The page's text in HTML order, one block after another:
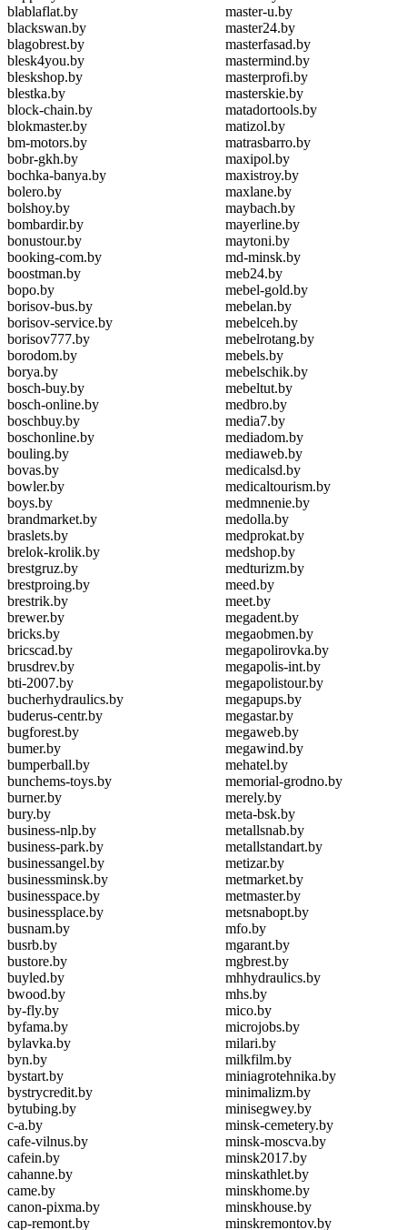
blablaflat.by
blackswan.by
blagobrest.by
blesk4you.by
bleskshop.by
blestka.by
block-chain.by
blokmaster.by
bm-motors.by
bobr-gkh.by
bochka-banya.by
bolero.by
bolshoy.by
bombardir.by
bonustour.by
booking-com.by
boostman.by
bopo.by
borisov-bus.by
borisov-service.by
borisov777.by
borodom.by
borya.by
bosch-buy.by
bosch-online.by
boschbuy.by
boschonline.by
bouling.by
bovas.by
bowler.by
boys.by
brandmarket.by
braslets.by
brelok-krolik.by
brestgruz.by
brestproing.by
brestrik.by
brewer.by
bricks.by
bricscad.by
brusdrev.by
bti-2007.by
bucherhydraulics.by
buderus-centr.by
bugforest.by
bumer.by
bumperball.by
bunchems-toys.by
burner.by
bury.by
business-nlp.by
business-park.by
businessangel.by
businessminsk.by
businesspace.by
businessplace.by
busnam.by
busrb.by
bustore.by
buyled.by
bwood.by
by-fly.by
byfama.by
bylavka.by
byn.by
bystart.by
bystrycredit.by
bytubing.by
c-a.by
cafe-vilnus.by
cafein.by
cahanne.by
came.by
canon-pixma.by
cap-remont.by
master-u.by
master24.by
masterfasad.by
mastermind.by
masterprofi.by
masterskie.by
matadortools.by
matizol.by
matrasbarro.by
maxipol.by
maxistroy.by
maxlane.by
maybach.by
mayerline.by
maytoni.by
md-minsk.by
meb24.by
mebel-gold.by
mebelan.by
mebelceh.by
mebelrotang.by
mebels.by
mebelschik.by
mebeltut.by
medbro.by
media7.by
mediadom.by
mediaweb.by
medicalsd.by
medicaltourism.by
medmnenie.by
medolla.by
medprokat.by
medshop.by
medturizm.by
meed.by
meet.by
megadent.by
megaobmen.by
megapolirovka.by
megapolis-int.by
megapolistour.by
megapups.by
megastar.by
megaweb.by
megawind.by
mehatel.by
memorial-grodno.by
merely.by
meta-bsk.by
metallsnab.by
metallstandart.by
metizar.by
metmarket.by
metmaster.by
metsnabopt.by
mfo.by
mgarant.by
mgbrest.by
mhhydraulics.by
mhs.by
mico.by
microjobs.by
milari.by
milkfilm.by
miniagrotehnika.by
minimalizm.by
minisegwey.by
minsk-cemetery.by
minsk-moscva.by
minsk2017.by
minskathlet.by
minskhome.by
minskhouse.by
minskremontov.by